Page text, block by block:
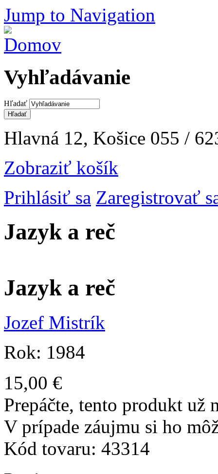
Jump to Navigation
Vyhľadávanie
Hľadať
Hlavná 12, Košice 055 /
Zobraziť košík
Prihlásiť sa Zaregistrovať
Jazyk a reč
Jazyk a reč
Jozef Mistrík
Rok: 1984
15,00 €
Prepáčte, tento produkt už
V prípade záujmu si ho
Kód tovaru: 43314